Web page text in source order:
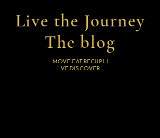
Live the Journey
The blog
MOVE.EAT.RECUP.LI
VE.DISCOVER